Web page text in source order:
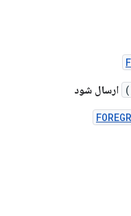
ارسال شود